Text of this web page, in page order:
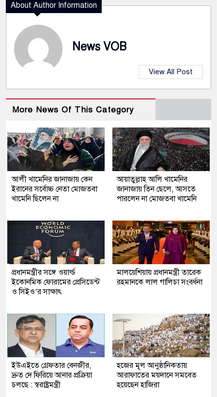
About Author Information
News VOB
View All Post
More News Of This Category
আলী খামেনির জানাজায় কেন
ইরানের সর্বোচ্চ নেতা মোজতবা
খামেনি ছিলেন না
আয়াতুল্লাহ আলি খামেনির
জানাজায় তিন ছেলে, আসতে
পারলেন না মোজতবা খামেনি
প্রধানমন্ত্রীর সঙ্গে ওয়ার্ল্ড
ইকোনমিক ফোরামের প্রেসিডেন্ট
ও সিইও’র সাক্ষাৎ
মালয়েশিয়ায় প্রধানমন্ত্রী তারেক
রহমানকে লাল গালিচা সংবর্ধনা
ইউএইতে গ্রেফতার বেনজীর,
দ্রুত দে ফিরিয়ে আনার প্রক্রিয়া
চলছে : স্বরাষ্ট্রমন্ত্রী
হজের মূল আনুষ্ঠানিকতায়
আরাফাতের ময়দানে সমবেত
হয়েছেন হাজিরা